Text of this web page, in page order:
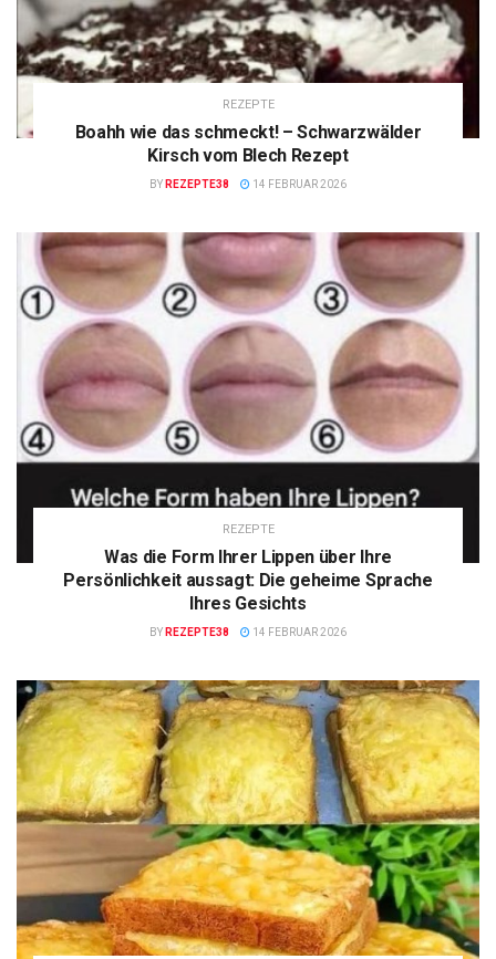
REZEPTE
Boahh wie das schmeckt! – Schwarzwälder
Kirsch vom Blech Rezept
BY REZEPTE38 14 FEBRUAR 2026
REZEPTE
Was die Form Ihrer Lippen über Ihre
Persönlichkeit aussagt: Die geheime Sprache
Ihres Gesichts
BY REZEPTE38 14 FEBRUAR 2026